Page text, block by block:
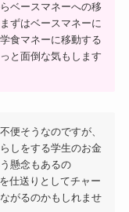
ベースマネーへの移
ずはベースマネーに
食マネーに移動する
と面倒な気もします
便そうなのですが、
しをする学生のお金
懸念もあるの
仕送りとしてチャー
がるのかもしれませ